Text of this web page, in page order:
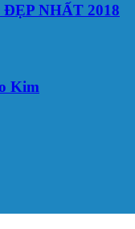
NHẤT 2018
Kim